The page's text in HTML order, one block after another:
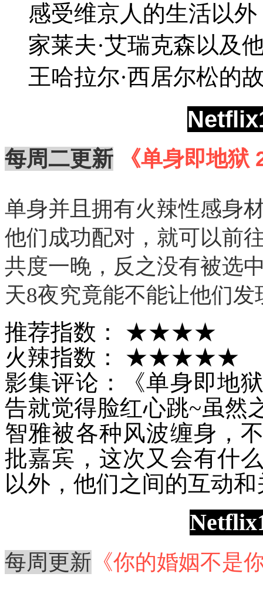
感受维京人的生活以
家莱夫·艾瑞克森以及
王哈拉尔·西居尔松的
每周二更新 《单身即地
单身并且拥有火辣性感身
他们成功配对，就可以前
共度一晚，反之没有被选
天8夜究竟能不能让他们发
推荐指数： ★★★★
火辣指数： ★★★★★
影集评论：《单身即地
告就觉得脸红心跳~虽然
智雅被各种风波缠身，
批嘉宾，这次又会有什
以外，他们之间的互动
每周更新 《你的婚姻不是